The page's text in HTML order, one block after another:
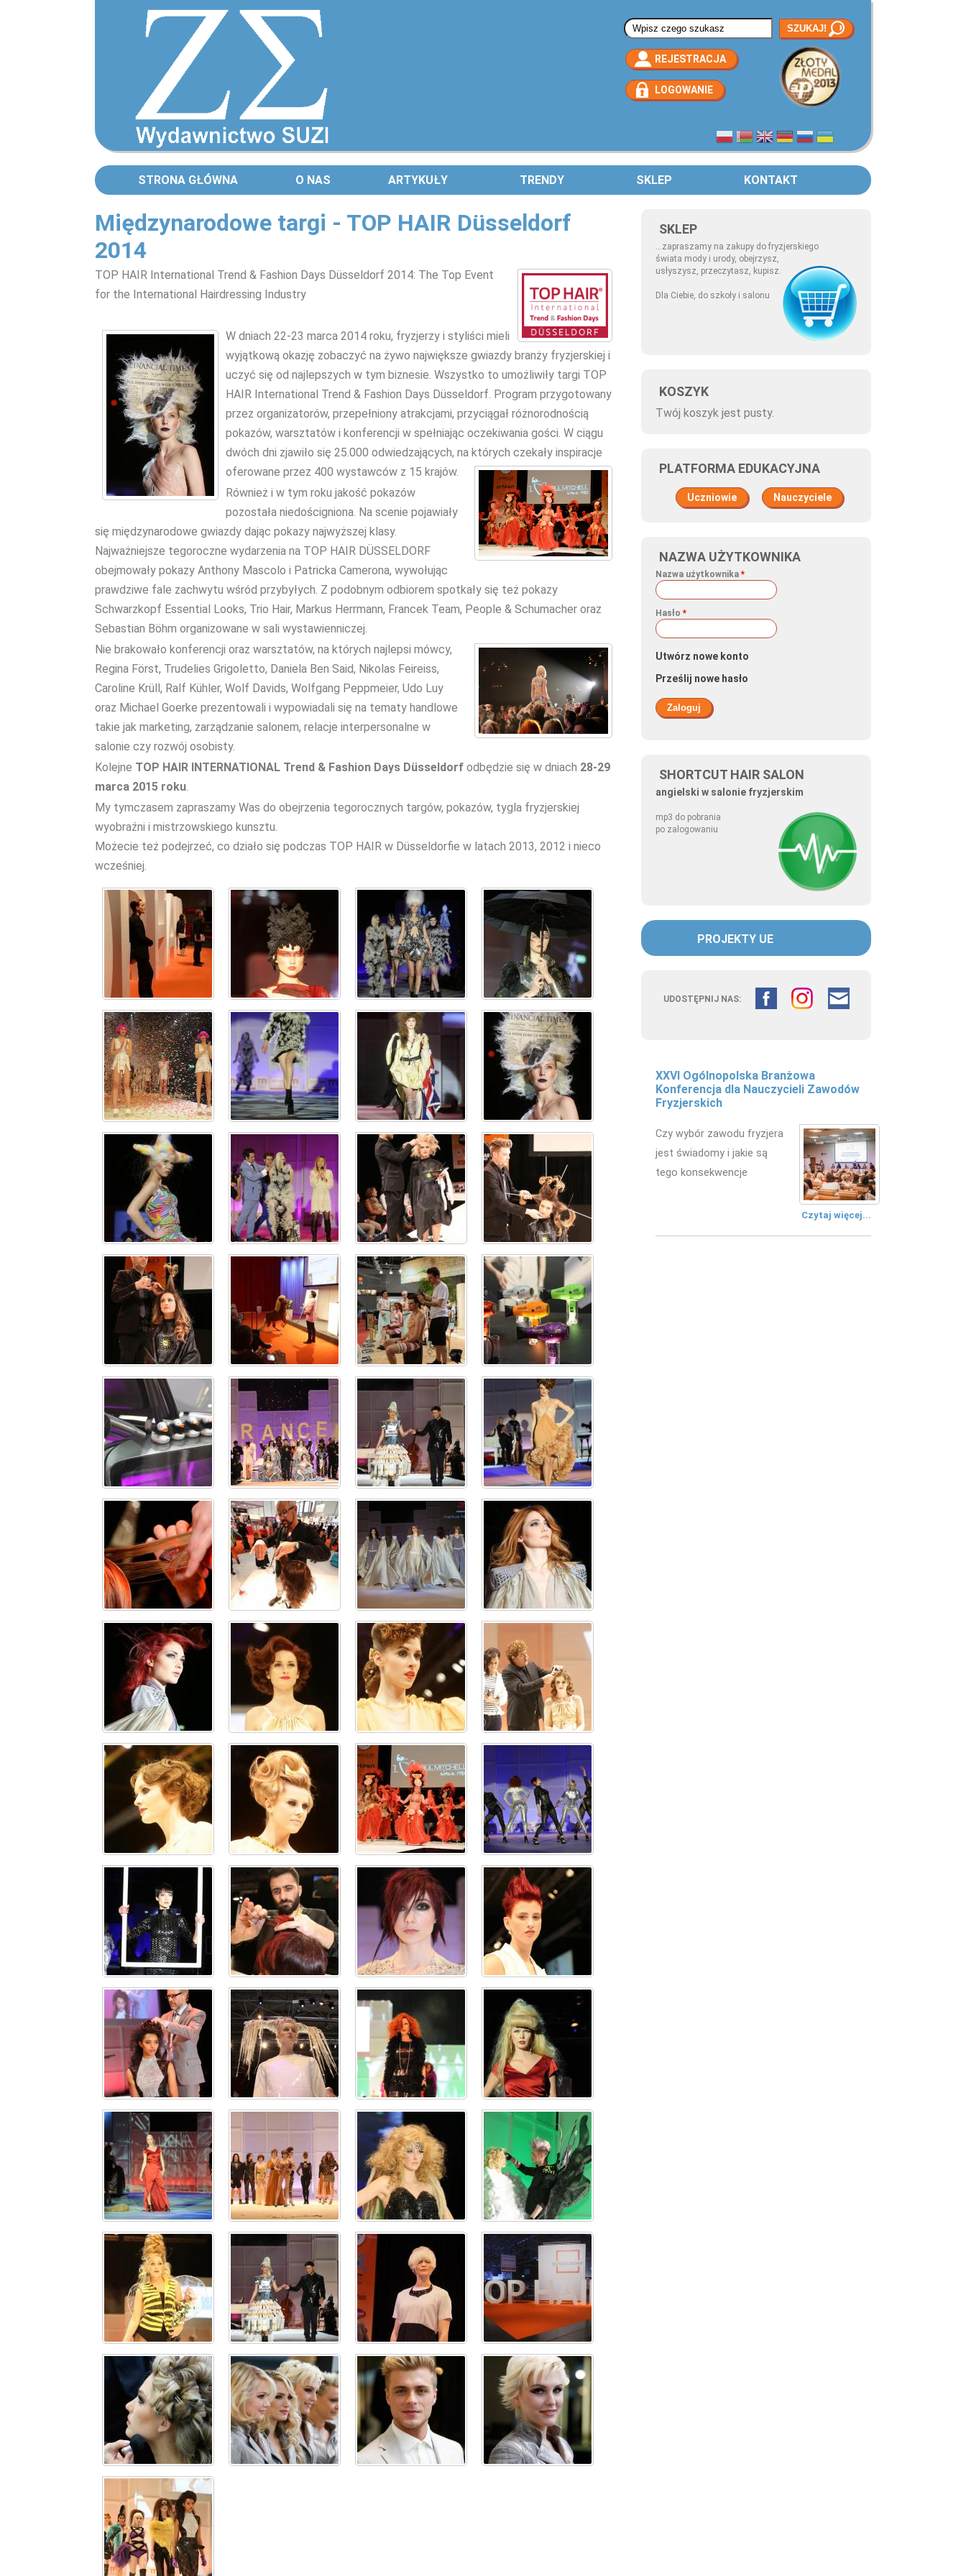
Formularz wyszukiwania
REJESTRACJA
LOGOWANIE
STRONA GŁÓWNA O NAS ARTYKUŁY TRENDY SKLEP KONTAKT
SKLEP
...zapraszamy na zakupy do fryzjerskiego
świata mody i urody, obejrzysz,
usłyszysz, przeczytasz, kupisz.
Dla Ciebie, do szkoły i salonu
KOSZYK
Twój koszyk jest pusty.
PLATFORMA EDUKACYJNA
Uczniowie Nauczyciele
NAZWA UŻYTKOWNIKA
Nazwa użytkownika *
Hasło *
Utwórz nowe konto
Prześlij nowe hasło
SHORTCUT HAIR SALON
angielski w salonie fryzjerskim
mp3 do pobrania
po zalogowaniu
PROJEKTY UE
UDOSTĘPNIJ NAS:
Fryzjerstwo łączy pokolenia –
doświadczenie edukacyjne w
kształceniu przyszłych fryzjerów
W Zespole Szkół
Mechanicznych w Kielcach
zorganizowano wydarzenie
Czytaj więcej...
Międzynarodowe targi - TOP HAIR Düsseldorf
2014
TOP HAIR International Trend & Fashion Days Düsseldorf 2014: The Top Event
for the International Hairdressing Industry
W dniach 22-23 marca 2014 roku, fryzjerzy i styliści mieli
wyjątkową okazję zobaczyć na żywo największe gwiazdy branży fryzjerskiej i
uczyć się od najlepszych w tym biznesie. Wszystko to umożliwiły targi TOP
HAIR International Trend & Fashion Days Düsseldorf. Program przygotowany
przez organizatorów, przepełniony atrakcjami, przyciągał różnorodnością
pokazów, warsztatów i konferencji w spełniając oczekiwania gości. W ciągu
dwóch dni zjawiło się 25.000 odwiedzających, na których czekały inspiracje
oferowane przez 400 wystawców z 15 krajów.
Również i w tym roku jakość pokazów
pozostała niedościgniona. Na scenie pojawiały
się międzynarodowe gwiazdy dając pokazy najwyższej klasy.
Najważniejsze tegoroczne wydarzenia na TOP HAIR DÜSSELDORF
obejmowały pokazy Anthony Mascolo i Patricka Camerona, wywołując
prawdziwe fale zachwytu wśród przybyłych. Z podobnym odbiorem spotkały się też pokazy
Schwarzkopf Essential Looks, Trio Hair, Markus Herrmann, Francek Team, People & Schumacher oraz
Sebastian Böhm organizowane w sali wystawienniczej.
Nie brakowało konferencji oraz warsztatów, na których najlepsi mówcy,
Regina Först, Trudelies Grigoletto, Daniela Ben Said, Nikolas Feireiss,
Caroline Krüll, Ralf Kühler, Wolf Davids, Wolfgang Peppmeier, Udo Luy
oraz Michael Goerke prezentowali i wypowiadali się na tematy handlowe
takie jak marketing, zarządzanie salonem, relacje interpersonalne w
salonie czy rozwój osobisty.
Kolejne TOP HAIR INTERNATIONAL Trend & Fashion Days Düsseldorf odbędzie się w dniach 28-29
marca 2015 roku.
My tymczasem zapraszamy Was do obejrzenia tegorocznych targów, pokazów, tygla fryzjerskiej
wyobraźni i mistrzowskiego kunsztu.
Możecie też podejrzeć, co działo się podczas TOP HAIR w Düsseldorfie w latach 2013, 2012 i nieco
wcześniej.